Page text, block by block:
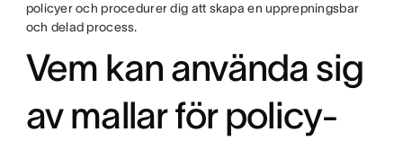
policyer och procedurer dig att skapa en upprepningsbar
och delad process.
Vem kan använda sig
av mallar för policy-